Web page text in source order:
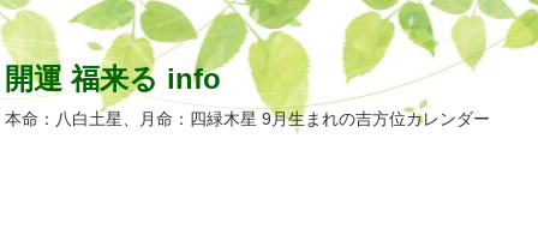
開運 福来る info
本命：八白土星、月命：四緑木星 9月生まれの吉方位カレンダー